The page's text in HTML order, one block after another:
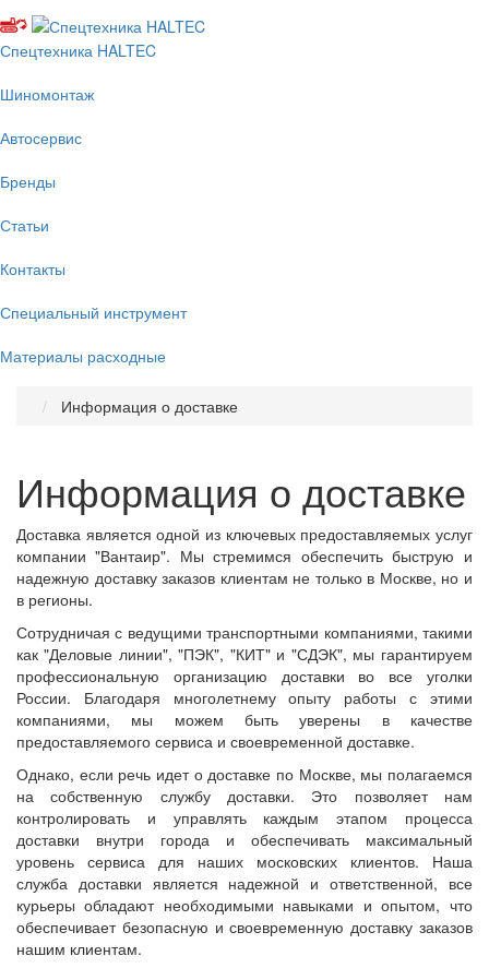
Спецтехника HALTEC
Шиномонтаж
Автосервис
Бренды
Статьи
Контакты
Специальный инструмент
Материалы расходные
Информация о доставке
Информация о доставке
Доставка является одной из ключевых предоставляемых услуг
компании "Вантаир". Мы стремимся обеспечить быструю и
надежную доставку заказов клиентам не только в Москве, но и
в регионы.
Сотрудничая с ведущими транспортными компаниями, такими
как "Деловые линии", "ПЭК", "КИТ" и "СДЭК", мы гарантируем
профессиональную организацию доставки во все уголки
России. Благодаря многолетнему опыту работы с этими
компаниями, мы можем быть уверены в качестве
предоставляемого сервиса и своевременной доставке.
Однако, если речь идет о доставке по Москве, мы полагаемся
на собственную службу доставки. Это позволяет нам
контролировать и управлять каждым этапом процесса
доставки внутри города и обеспечивать максимальный
уровень сервиса для наших московских клиентов. Наша
служба доставки является надежной и ответственной, все
курьеры обладают необходимыми навыками и опытом, что
обеспечивает безопасную и своевременную доставку заказов
нашим клиентам.